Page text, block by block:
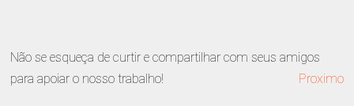
Não se esqueça de curtir e compartilhar com seus amigos
para apoiar o nosso trabalho!
Proximo